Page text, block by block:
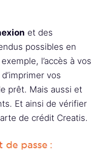
et des
possibles en
l’accès à vos
vos
prêt. Mais aussi et
Et ainsi de vérifier
de crédit Creatis.